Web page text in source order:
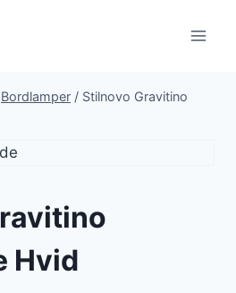
Bordlamper / Stilnovo Gravitino
Hvid